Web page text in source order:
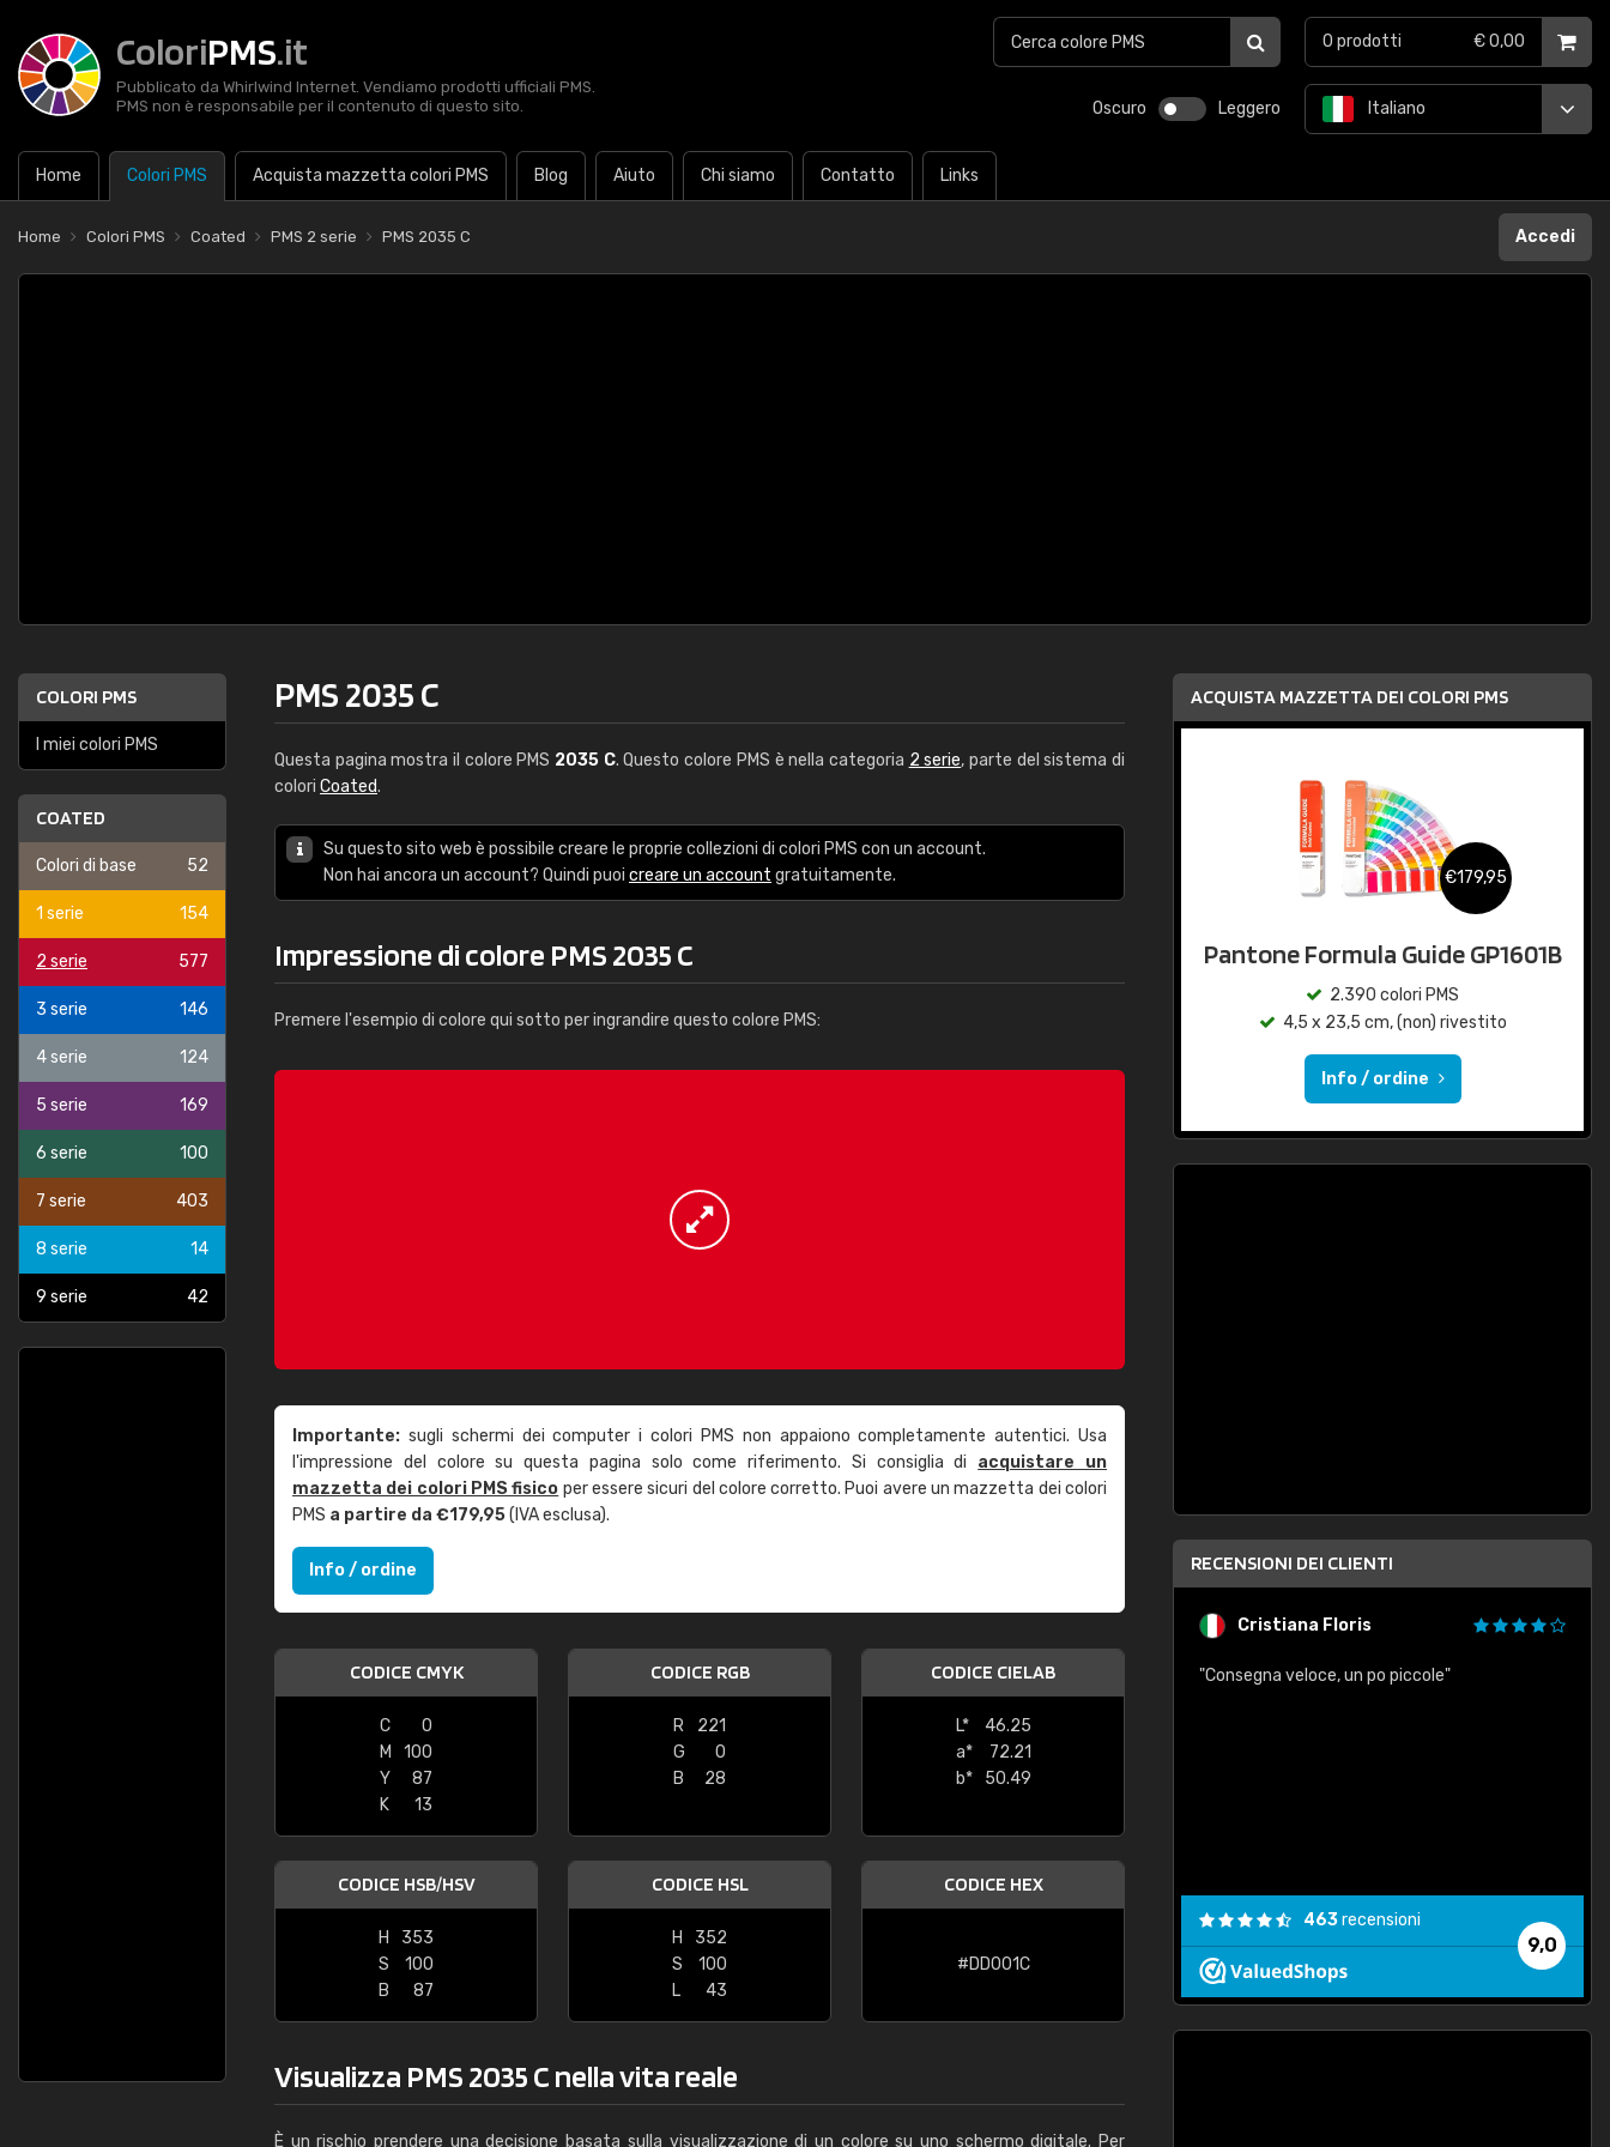
ColoriPMS.it
Pubblicato da Whirlwind Internet. Vendiamo prodotti ufficiali PMS.
PMS non è responsabile per il contenuto di questo sito.
Oscuro Leggero
Home Colori PMS Acquista mazzetta colori PMS Blog Aiuto Chi siamo Contatto Links
Italiano
0 prodotti € 0,00
Home Colori PMS Coated PMS 2 serie PMS 2035 C Accedi
COLORI PMS
I miei colori PMS
COATED
Colori di base 52
1 serie 154
2 serie 577
3 serie 146
4 serie 124
5 serie 169
6 serie 100
7 serie 403
8 serie 14
9 serie 42
PMS 2035 C
Questa pagina mostra il colore PMS 2035 C. Questo colore PMS è nella categoria 2 serie, parte del sistema di
colori Coated.
Su questo sito web è possibile creare le proprie collezioni di colori PMS con un account.
Non hai ancora un account? Quindi puoi creare un account gratuitamente.
Impressione di colore PMS 2035 C
Premere l'esempio di colore qui sotto per ingrandire questo colore PMS:
Importante: sugli schermi dei computer i colori PMS non appaiono completamente autentici. Usa
l'impressione del colore su questa pagina solo come riferimento. Si consiglia di acquistare un
mazzetta dei colori PMS fisico per essere sicuri del colore corretto. Puoi avere un mazzetta dei colori
PMS a partire da €179,95(IVA esclusa).
Info / ordine
CODICE CMYK
C
0
M
100
Y
87
K
13
CODICE RGB
R
221
G
0
B
28
CODICE CIELAB
L*
46.25
a*
72.21
b*
50.49
CODICE HSB/HSV
H
353
S
100
B
87
CODICE HSL
H
352
S
100
L
43
CODICE HEX
#DD001C
Visualizza PMS 2035 C nella vita reale
È un rischio prendere una decisione basata sulla visualizzazione di un colore su uno schermo digitale. Per
ACQUISTA MAZZETTA DEI COLORI PMS
€179,95
Pantone Formula Guide GP1601B
2.390 colori PMS
4,5 x 23,5 cm, (non) rivestito
Info / ordine
RECENSIONI DEI CLIENTI
Cristiana Floris
"Consegna veloce, un po piccole"
9,0
463recensioni